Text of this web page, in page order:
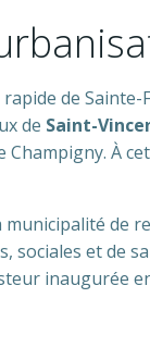
de
de Saint-
À
de
sociales et de
inaugurée